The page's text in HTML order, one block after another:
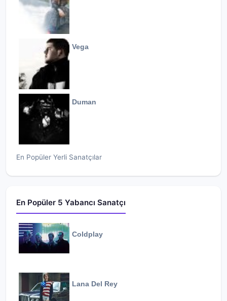
Vega
Duman
En Popüler Yerli Sanatçılar
En Popüler 5 Yabancı Sanatçı
Coldplay
Lana Del Rey